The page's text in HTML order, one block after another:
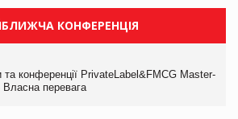
КОНФЕРЕНЦІЯ
та конференції PrivateLabel&FMCG Master-
перевага